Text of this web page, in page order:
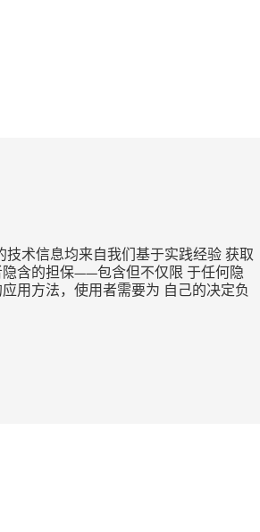
术信息均来自我们基于实践经验 获取
含的担保——包含但不仅限 于任何隐
用方法，使用者需要为 自己的决定负